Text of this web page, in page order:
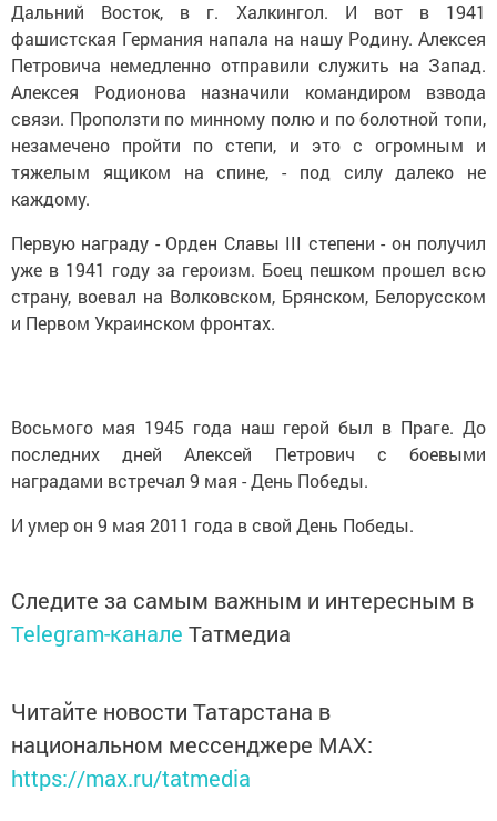
Дальний Восток, в г. Халкингол. И вот в 1941
фашистская Германия напала на нашу Родину. Алексея
Петровича немедленно отправили служить на Запад.
Алексея Родионова назначили командиром взвода
связи. Проползти по минному полю и по болотной топи,
незамечено пройти по степи, и это с огромным и
тяжелым ящиком на спине, - под силу далеко не
каждому.
Первую награду - Орден Славы III степени - он получил
уже в 1941 году за героизм. Боец пешком прошел всю
страну, воевал на Волковском, Брянском, Белорусском
и Первом Украинском фронтах.
Восьмого мая 1945 года наш герой был в Праге. До
последних дней Алексей Петрович с боевыми
наградами встречал 9 мая - День Победы.
И умер он 9 мая 2011 года в свой День Победы.
Следите за самым важным и интересным в
Telegram-канале Татмедиа
Читайте новости Татарстана в
национальном мессенджере MАХ:
https://max.ru/tatmedia